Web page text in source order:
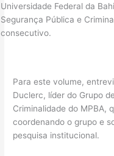
Universidade Federal da
Segurança Pública e
consecutivo.
Para este volume,
Duclerc, líder do Grupo
Criminalidade do MPBA,
coordenando o grupo e
pesquisa institucional.